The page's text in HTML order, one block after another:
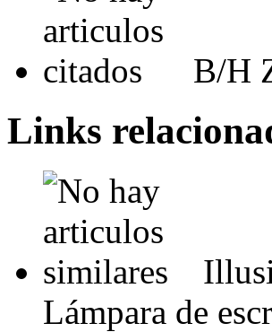
B/H
Links
Lámpara de